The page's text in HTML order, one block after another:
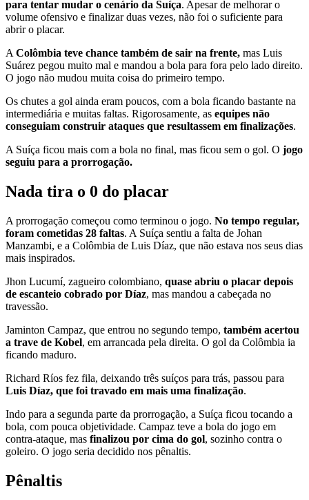
para tentar mudar o cenário da Suíça. Apesar de melhorar o
volume ofensivo e finalizar duas vezes, não foi o suficiente para
abrir o placar.
A Colômbia teve chance também de sair na frente, mas Luis
Suárez pegou muito mal e mandou a bola para fora pelo lado direito.
O jogo não mudou muita coisa do primeiro tempo.
Os chutes a gol ainda eram poucos, com a bola ficando bastante na
intermediária e muitas faltas. Rigorosamente, as equipes não
conseguiam construir ataques que resultassem em finalizações.
A Suíça ficou mais com a bola no final, mas ficou sem o gol. O jogo
seguiu para a prorrogação.
Nada tira o 0 do placar
A prorrogação começou como terminou o jogo. No tempo regular,
foram cometidas 28 faltas. A Suíça sentiu a falta de Johan
Manzambi, e a Colômbia de Luis Díaz, que não estava nos seus dias
mais inspirados.
Jhon Lucumí, zagueiro colombiano, quase abriu o placar depois
de escanteio cobrado por Díaz, mas mandou a cabeçada no
travessão.
Jaminton Campaz, que entrou no segundo tempo, também acertou
a trave de Kobel, em arrancada pela direita. O gol da Colômbia ia
ficando maduro.
Richard Ríos fez fila, deixando três suíços para trás, passou para
Luis Díaz, que foi travado em mais uma finalização.
Indo para a segunda parte da prorrogação, a Suíça ficou tocando a
bola, com pouca objetividade. Campaz teve a bola do jogo em
contra-ataque, mas finalizou por cima do gol, sozinho contra o
goleiro. O jogo seria decidido nos pênaltis.
Pênaltis